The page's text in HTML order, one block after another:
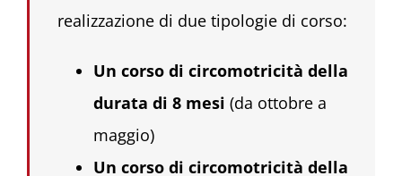
realizzazione di due tipologie di corso:
Un corso di circomotricità della
durata di 8 mesi (da ottobre a
maggio)
Un corso di circomotricità della